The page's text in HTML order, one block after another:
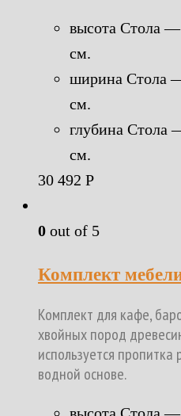
высота Стола
см.
ширина Стола
см.
глубина
см.
30 492 Р
0 out of 5
Комплект
Комплект для кафе,
хвойных пород
используется
водной основе.